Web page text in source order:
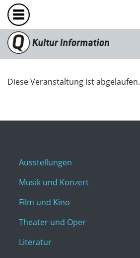
Diese Veranstaltung ist abgelaufen.
Ausstellungen
Musik und Konzert
Film und Kino
Theater und Oper
Literatur